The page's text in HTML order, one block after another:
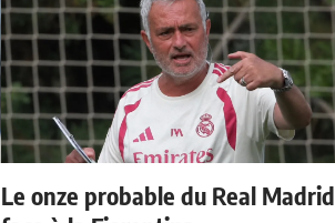
Le onze probable du Real Madrid